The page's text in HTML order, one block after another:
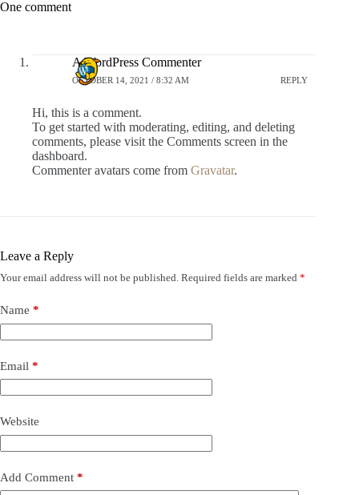
One comment
A WordPress Commenter
OCTOBER 14, 2021 / 8:32 AM REPLY
Hi, this is a comment.
To get started with moderating, editing, and deleting
comments, please visit the Comments screen in the
dashboard.
Commenter avatars come from Gravatar.
Leave a Reply
Your email address will not be published. Required fields are marked *
Name *
Email *
Website
Add Comment *